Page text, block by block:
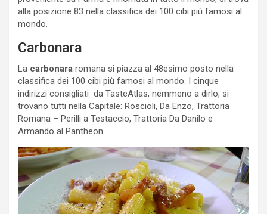
alla posizione 83 nella classifica dei 100 cibi più famosi al
mondo.
Carbonara
La carbonara romana si piazza al 48esimo posto nella
classifica dei 100 cibi più famosi al mondo. I cinque
indirizzi consigliati da TasteAtlas, nemmeno a dirlo, si
trovano tutti nella Capitale: Roscioli, Da Enzo, Trattoria
Romana – Perilli a Testaccio, Trattoria Da Danilo e
Armando al Pantheon.